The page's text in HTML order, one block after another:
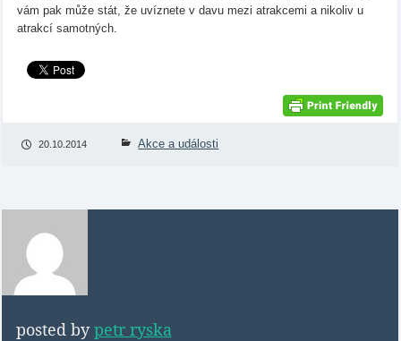
vám pak může stát, že uvíznete v davu mezi atrakcemi a nikoliv u
atrakcí samotných.
20.10.2014 Akce a události
posted bypetr ryska